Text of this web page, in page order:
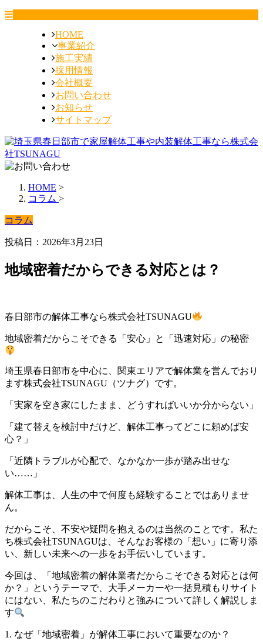
HOME
事業紹介
施工実績
採用情報
会社概要
お問い合わせ
お知らせ
サイトマップ
HOME >
コラム >
コラム
投稿日：2026年3月23日
地域密着だからできる対応とは？
春日部市の解体工事なら株式会社TSUNAGU
地域密着だからこそできる「安心」と「迅速対応」の秘密
埼玉県春日部市を中心に、関東エリアで解体業を営んでおり
ます株式会社TSUNAGU（ツナグ）です。
「実家を空き家にしたまま、どうすればいいか分からない」
「建て替えを検討中だけど、解体工事ってどこに頼めば安
心？」
「近隣トラブルが心配で、なかなか一歩が踏み出せな
い……」
解体工事は、人生の中で何度も経験することではありませ
ん。
だからこそ、不安や疑問を抱えるのは当然のことです。私た
ち株式会社TSUNAGUは、そんなお客様の「想い」に寄り添
い、新しい未来への一歩をお手伝いしています。
今回は、「地域密着の解体業者だからこそできる対応とは何
か？」というテーマで、大手メーカーや一括見積もりサイト
にはない、私たちのこだわりと強みについて詳しく解説しま
す
1. なぜ「地域密着」が解体工事において重要なのか？